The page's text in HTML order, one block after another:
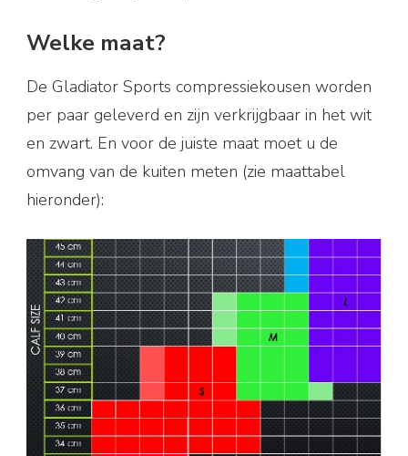
Welke maat?
De Gladiator Sports compressiekousen worden
per paar geleverd en zijn verkrijgbaar in het wit
en zwart. En voor de juiste maat moet u de
omvang van de kuiten meten (zie maattabel
hieronder):